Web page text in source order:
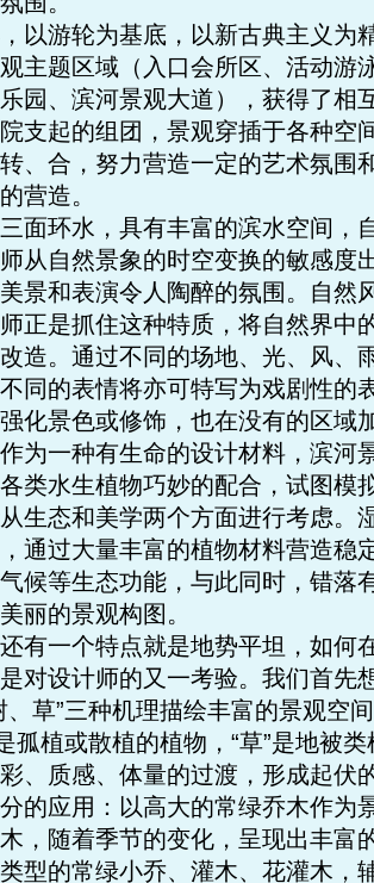
游轮为基底，以新古典主义为
主题区域（入口会所区、活动游
园、滨河景观大道），获得了相
支起的组团，景观穿插于各种空
、合，努力营造一定的艺术氛围
营造。
环水，具有丰富的滨水空间，
从自然景象的时空变换的敏感度
景和表演令人陶醉的氛围。自然
正是抓住这种特质，将自然界中
造。通过不同的场地、光、风、
同的表情将亦可特写为戏剧性的
化景色或修饰，也在没有的区域
一种有生命的设计材料，滨河
类水生植物巧妙的配合，试图模
生态和美学两个方面进行考虑。
通过大量丰富的植物材料营造稳
候等生态功能，与此同时，错落
丽的景观构图。
一个特点就是地势平坦，如何
对设计师的又一考验。我们首先
、草”三种机理描绘丰富的景观空
孤植或散植的植物，“草”是地被
、质感、体量的过渡，形成起伏
的应用：以高大的常绿乔木作为
，随着季节的变化，呈现出丰富
型的常绿小乔、灌木、花灌木，